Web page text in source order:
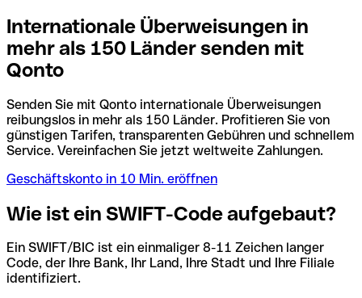
Internationale Überweisungen in
mehr als 150 Länder senden mit
Qonto
Senden Sie mit Qonto internationale Überweisungen
reibungslos in mehr als 150 Länder. Profitieren Sie von
günstigen Tarifen, transparenten Gebühren und schnellem
Service. Vereinfachen Sie jetzt weltweite Zahlungen.
Geschäftskonto in 10 Min. eröffnen
Wie ist ein SWIFT-Code aufgebaut?
Ein SWIFT/BIC ist ein einmaliger 8-11 Zeichen langer
Code, der Ihre Bank, Ihr Land, Ihre Stadt und Ihre Filiale
identifiziert.